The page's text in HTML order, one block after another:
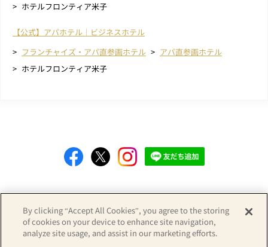
ホテルフロンティア米子
【公式】アパホテル｜ビジネスホテル
フランチャイズ・アパ直参画ホテル
アパ直参画ホテル
ホテルフロンティア米子
By clicking “Accept All Cookies”, you agree to the storing
of cookies on your device to enhance site navigation,
analyze site usage, and assist in our marketing efforts.